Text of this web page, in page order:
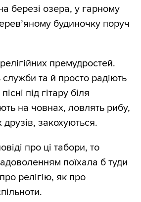
березі озера, у гарному
будиночку поруч
премудростей.
служби та й просто радіють
під гітару біля
на човнах, ловлять рибу,
закохуються.
про ці табори, то
поїхала б туди
релігію, як про